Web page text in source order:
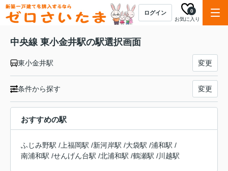
ログイン
お気に入り
0
中央線 東小金井駅の駅選択画面
東小金井駅 変更
条件から探す 変更
おすすめの駅
ふじみ野駅 / 上福岡駅 /新河岸駅 /大袋駅 /浦和駅 /
南浦和駅 /せんげん台駅 /北浦和駅 /鶴瀬駅 /川越駅